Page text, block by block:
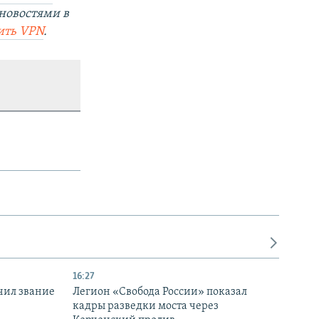
в
VPN.
звание
16:27
Легион «Свобода России» показал
кадры разведки моста через